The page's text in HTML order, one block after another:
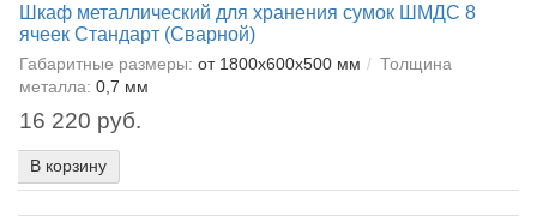
Шкаф металлический для хранения сумок ШМДС 8
ячеек Стандарт (Сварной)
Габаритные размеры: от 1800x600x500 мм
Толщина
металла: 0,7 мм
16 220 руб.
В корзину